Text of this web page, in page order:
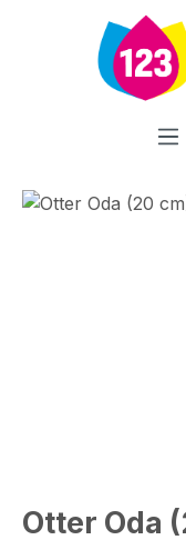
Zum Hauptinhalt
Bildergalerie
Otter Oda